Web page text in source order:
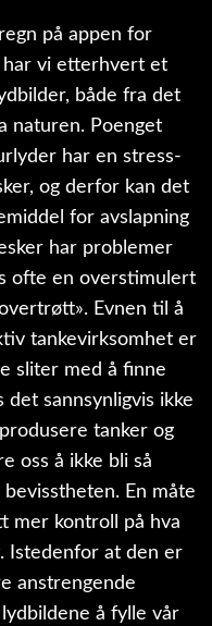
på appen for
har vi etterhvert et
både fra det
naturen. Poenget
har en stress-
og derfor kan det
for avslapning
har problemer
ofte en overstimulert
Evnen til å
tankevirksomhet er
sliter med å finne
det sannsynligvis ikke
tanker og
oss å ikke bli så
En måte
mer kontroll på hva
Istedenfor at den er
anstrengende
å fylle vår